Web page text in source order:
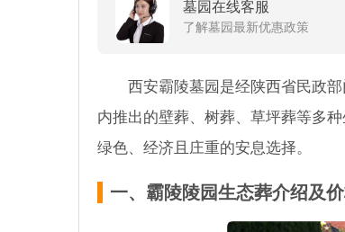
墓园在线客服
了解墓园最新优惠政策
西安霸陵墓园是经陕西省民政
内推出的壁葬、树葬、草坪葬等多
绿色、经济且庄重的安息选择。
一、霸陵陵园生态葬介绍及